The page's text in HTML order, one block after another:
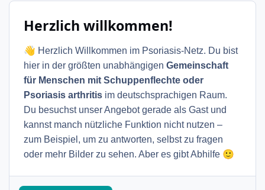
Herzlich willkommen!
👋 Herzlich Willkommen im Psoriasis-Netz. Du bist
hier in der größten unabhängigen Gemeinschaft
für Menschen mit Schuppenflechte oder
Psoriasis arthritis im deutschsprachigen Raum.
Du besuchst unser Angebot gerade als Gast und
kannst manch nützliche Funktion nicht nutzen –
zum Beispiel, um zu antworten, selbst zu fragen
oder mehr Bilder zu sehen. Aber es gibt Abhilfe 🙂